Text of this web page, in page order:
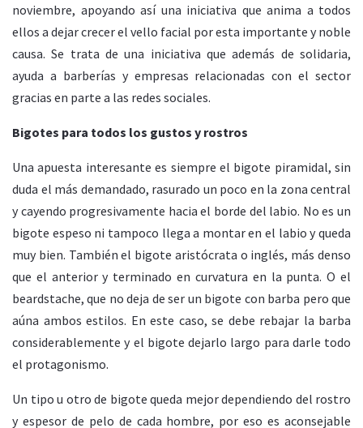
noviembre, apoyando así una iniciativa que anima a todos
ellos a dejar crecer el vello facial por esta importante y noble
causa. Se trata de una iniciativa que además de solidaria,
ayuda a barberías y empresas relacionadas con el sector
gracias en parte a las redes sociales.
Bigotes para todos los gustos y rostros
Una apuesta interesante es siempre el bigote piramidal, sin
duda el más demandado, rasurado un poco en la zona central
y cayendo progresivamente hacia el borde del labio. No es un
bigote espeso ni tampoco llega a montar en el labio y queda
muy bien. También el bigote aristócrata o inglés, más denso
que el anterior y terminado en curvatura en la punta. O el
beardstache, que no deja de ser un bigote con barba pero que
aúna ambos estilos. En este caso, se debe rebajar la barba
considerablemente y el bigote dejarlo largo para darle todo
el protagonismo.
Un tipo u otro de bigote queda mejor dependiendo del rostro
y espesor de pelo de cada hombre, por eso es aconsejable